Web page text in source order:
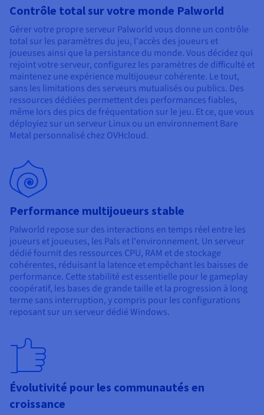
Tarifs
Disponibilités par régions
Documentation
Roadmap & Changelog
Roadmap & Changelog
Roadmap & Changelog
Contrôle total sur votre monde Palworld
Gérer votre propre serveur Palworld vous donne un contrôle
total sur les paramètres du jeu, l'accès des joueurs et
joueuses ainsi que la persistance du monde. Vous décidez qui
rejoint votre serveur, configurez les paramètres de difficulté et
maintenez une expérience multijoueur cohérente. Le tout,
sans les limitations des serveurs mutualisés ou publics. Des
ressources dédiées permettent des performances fiables,
même lors des pics de fréquentation sur le jeu. Et ce, que vous
déployiez sur un serveur Linux ou un environnement Bare
Metal personnalisé chez OVHcloud.
Performance multijoueurs stable
Palworld repose sur des interactions en temps réel entre les
joueurs et joueuses, les Pals et l'environnement. Un serveur
dédié fournit des ressources CPU, RAM et de stockage
cohérentes, réduisant la latence et empêchant les baisses de
performance. Cette stabilité est essentielle pour le gameplay
coopératif, les bases de grande taille et la progression à long
terme sans interruption, y compris pour les configurations
reposant sur un serveur dédié Windows.
Évolutivité pour les communautés en
croissance